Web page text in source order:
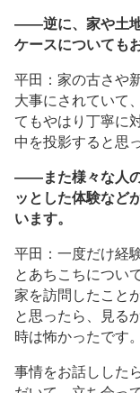
――逆に、家や土
ケースについても
平田：家の古さや
大事にされていて
てもやはり丁寧に
中を投影すると思
――また様々な人
ッとした体験など
います。
平田：一度だけ経
とあちこちについ
家を訪問したこと
と思ったら、見る
時は怖かったです。
事情をお話しした